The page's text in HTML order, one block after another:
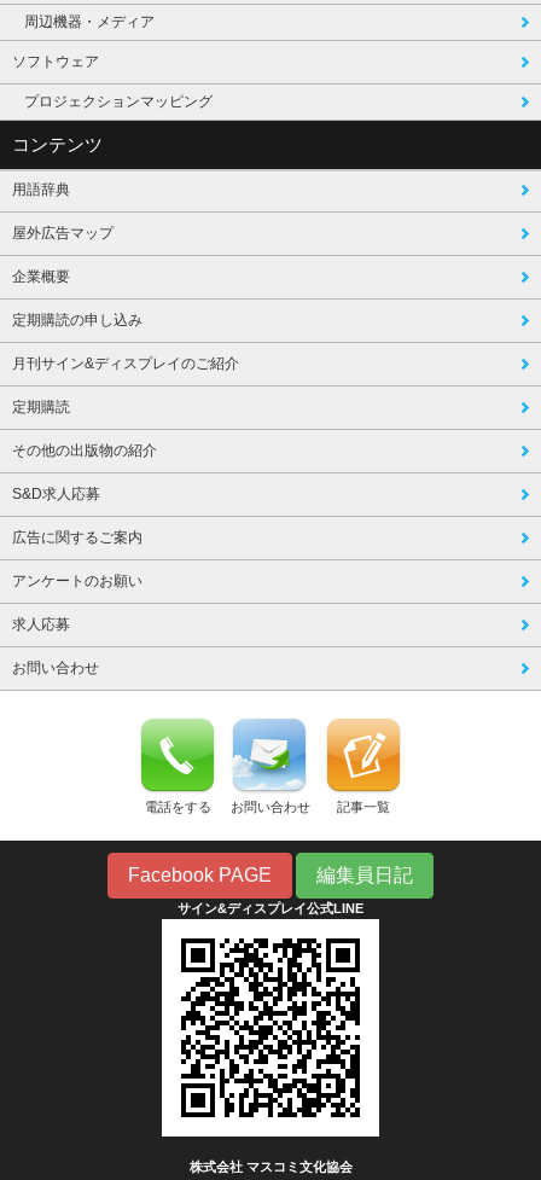
周辺機器・メディア
ソフトウェア
プロジェクションマッピング
コンテンツ
用語辞典
屋外広告マップ
企業概要
定期購読の申し込み
月刊サイン&ディスプレイのご紹介
定期購読
その他の出版物の紹介
S&D求人応募
広告に関するご案内
アンケートのお願い
求人応募
お問い合わせ
電話をする お問い合わせ 記事一覧
Facebook PAGE 編集員日記
サイン&ディスプレイ公式LINE
株式会社 マスコミ文化協会